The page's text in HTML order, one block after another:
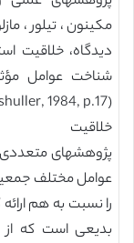
مکینون ، تیلور ،
دیدگاه، خلاقیت
شناخت عوامل
(Altshuller, 1984, p.17).
خلاقیت
پژوهشهای متعددی
عوامل مختلف
را نسبت به هم
بدیعی است که